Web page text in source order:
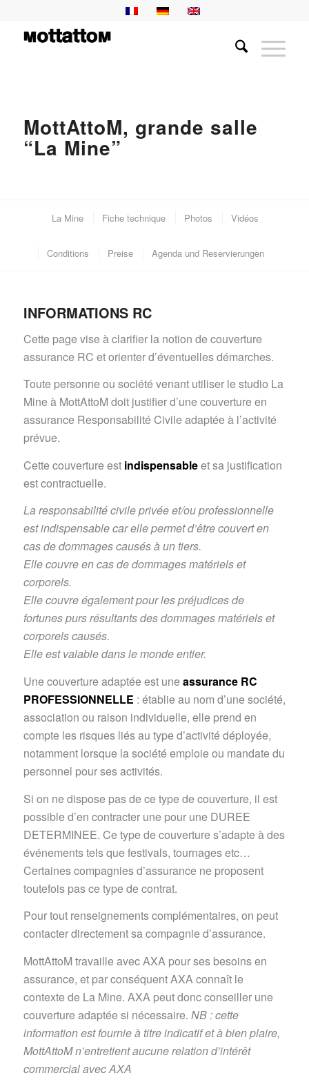
MottAttoM, grande salle
“La Mine”
La Mine Fiche technique Photos Vidéos
Conditions Preise Agenda und Reservierungen
INFORMATIONS RC
Cette page vise à clarifier la notion de couverture
assurance RC et orienter d’éventuelles démarches.
Toute personne ou société venant utiliser le studio La
Mine à MottAttoM doit justifier d’une couverture en
assurance Responsabilité Civile adaptée à l’activité
prévue.
Cette couverture est indispensableet sa justification
est contractuelle.
La responsabilité civile privée et/ou professionnelle
est indispensable car elle permet d’être couvert en
cas de dommages causés à un tiers.
Elle couvre en cas de dommages matériels et
corporels.
Elle couvre également pour les préjudices de
fortunes purs résultants des dommages matériels et
corporels causés.
Elle est valable dans le monde entier.
Une couverture adaptée est une assurance RC
PROFESSIONNELLE : établie au nom d’une société,
association ou raison individuelle, elle prend en
compte les risques liés au type d’activité déployée,
notamment lorsque la société emploie ou mandate du
personnel pour ses activités.
Si on ne dispose pas de ce type de couverture, il est
possible d’en contracter une pour une DUREE
DETERMINEE. Ce type de couverture s’adapte à des
événements tels que festivals, tournages etc…
Certaines compagnies d’assurance ne proposent
toutefois pas ce type de contrat.
Pour tout renseignements complémentaires, on peut
contacter directement sa compagnie d’assurance.
MottAttoM travaille avec AXA pour ses besoins en
assurance, et par conséquent AXA connaît le
contexte de La Mine. AXA peut donc conseiller une
couverture adaptée si nécessaire. NB : cette
information est fournie à titre indicatif et à bien plaire,
MottAttoM n’entretient aucune relation d’intérêt
commercial avec AXA